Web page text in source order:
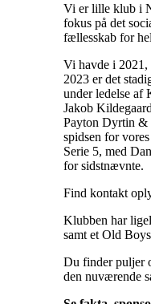
Vi er lille klub i
fokus på det
fællesskab for
Vi havde i
2023 er det
under ledelse af
Jakob
Payton Dyrtin &
spidsen for
Serie 5, med
for sidstnævnte.
Find kontakt
Klubben har
samt et Old
Du finder puljer
den nuværende